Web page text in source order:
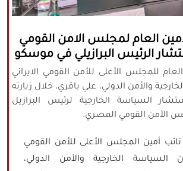
نقل أي موضوع عن
العام لمجلس الامن القومي
الرئيس البرازيلي في موسكو
للمجلس الأعلى للأمن القومي الايراني
والأمن الدولي، علي باقري، خلال زيارته
السياسة الخارجية لرئيس البرازيل
الأمن القومي المصري.
أمين المجلس الأعلى للأمن القومي
السياسة الخارجية والأمن الدولي،